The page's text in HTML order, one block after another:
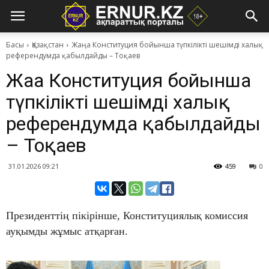
Басы Қазақстан
Жаңа Конституция бойынша түпкілікті шешімді халық
референдумда қабылдайды – Тоқаев
Жаңа Конституция бойынша
түпкілікті шешімді халық
референдумда қабылдайды
– Тоқаев
31.01.2026 09:21 0
459
Президенттің пікірінше, Конституциялық комиссия
ауқымды жұмыс атқарған.